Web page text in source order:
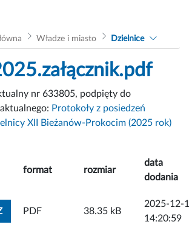
Władze i miasto Dzielnice
nr 633805, podpięty do
Protokoły z posiedzeń
XII Bieżanów-Prokocim (2025 rok)
format rozmiar
data
dodania
ZOBACZ ZAŁĄCZNIK
PDF 38.35 kB
2025-12-
14:20:59